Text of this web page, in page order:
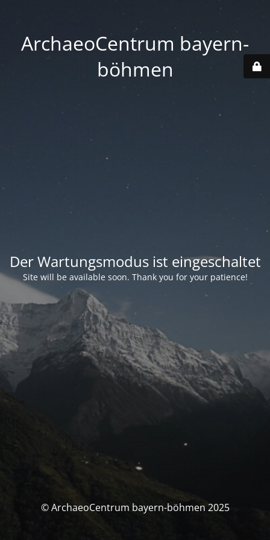
ArchaeoCentrum bayern-
böhmen
Der Wartungsmodus ist eingeschaltet
Site will be available soon. Thank you for your patience!
© ArchaeoCentrum bayern-böhmen 2025